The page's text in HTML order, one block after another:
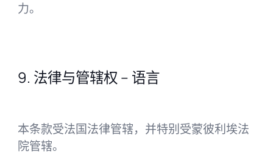
力。
9. 法律与管辖权 – 语言
本条款受法国法律管辖，并特别受蒙彼利埃法
院管辖。